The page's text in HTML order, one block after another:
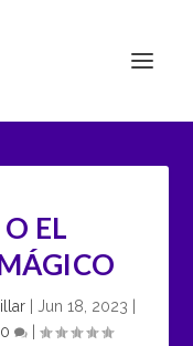
EL
Jun 18, 2023
0 |